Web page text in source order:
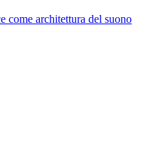
architettura del suono